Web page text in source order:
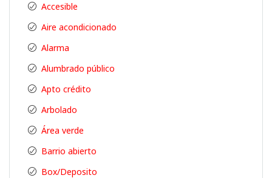
Accesible
Aire acondicionado
Alarma
Alumbrado público
Apto crédito
Arbolado
Área verde
Barrio abierto
Box/Deposito